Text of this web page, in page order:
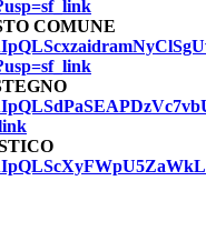
COMUNE